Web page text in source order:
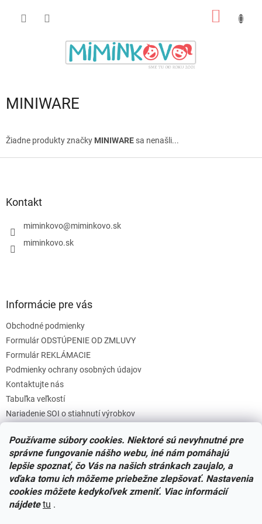
Používame súbory cookies. Niektoré sú nevyhnutné pre
správne fungovanie nášho webu, iné nám pomáhajú
lepšie spoznať, čo Vás na našich stránkach zaujalo, a
vďaka tomu ich môžeme priebežne zlepšovať. Nastavenia
cookies môžete kedykoľvek zmeniť. Viac informácií
nájdete tu .
MINIWARE
Žiadne produkty značky MINIWARE sa nenašli...
Kontakt
miminkovo@miminkovo.sk
miminkovo.sk
Informácie pre vás
Obchodné podmienky
Formulár ODSTÚPENIE OD ZMLUVY
Formulár REKLÁMACIE
Podmienky ochrany osobných údajov
Kontaktujte nás
Tabuľka veľkostí
Nariadenie SOI o stiahnutí výrobkov
Zásady súborov COOKIES
Facebook